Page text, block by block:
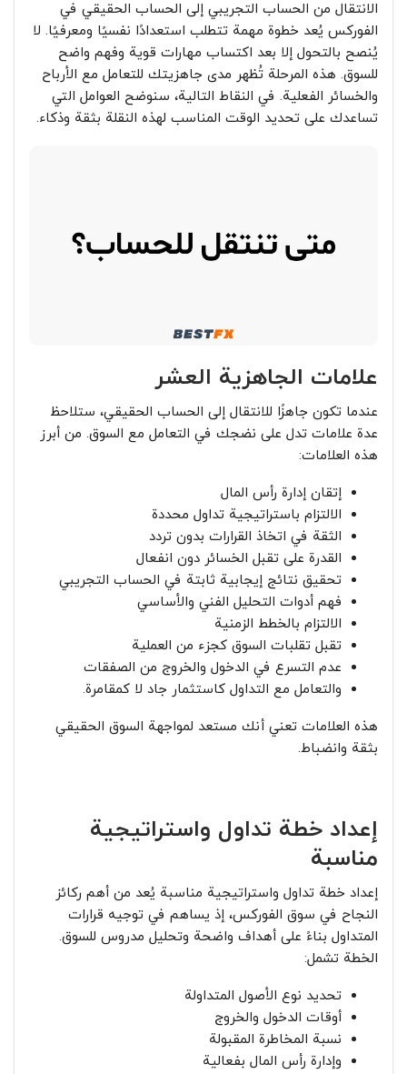
الانتقال من الحساب التجريبي إلى الحساب الحقيقي في
الفوركس يُعد خطوة مهمة تتطلب استعدادًا نفسيًا ومعرفيًا. لا
يُنصح بالتحول إلا بعد اكتساب مهارات قوية وفهم واضح
للسوق. هذه المرحلة تُظهر مدى جاهزيتك للتعامل مع الأرباح
والخسائر الفعلية. في النقاط التالية، سنوضح العوامل التي
تساعدك على تحديد الوقت المناسب لهذه النقلة بثقة وذكاء.
علامات الجاهزية العشر
عندما تكون جاهزًا للانتقال إلى الحساب الحقيقي، ستلاحظ
عدة علامات تدل على نضجك في التعامل مع السوق. من أبرز
هذه العلامات:
إتقان إدارة رأس المال
الالتزام باستراتيجية تداول محددة
الثقة في اتخاذ القرارات بدون تردد
القدرة على تقبل الخسائر دون انفعال
تحقيق نتائج إيجابية ثابتة في الحساب التجريبي
فهم أدوات التحليل الفني والأساسي
الالتزام بالخطط الزمنية
تقبل تقلبات السوق كجزء من العملية
عدم التسرع في الدخول والخروج من الصفقات
والتعامل مع التداول كاستثمار جاد لا كمقامرة.
هذه العلامات تعني أنك مستعد لمواجهة السوق الحقيقي
بثقة وانضباط.
إعداد خطة تداول واستراتيجية
مناسبة
إعداد خطة تداول واستراتيجية مناسبة يُعد من أهم ركائز
النجاح في سوق الفوركس، إذ يساهم في توجيه قرارات
المتداول بناءً على أهداف واضحة وتحليل مدروس للسوق.
الخطة تشمل:
تحديد نوع الأصول المتداولة
أوقات الدخول والخروج
نسبة المخاطرة المقبولة
وإدارة رأس المال بفعالية